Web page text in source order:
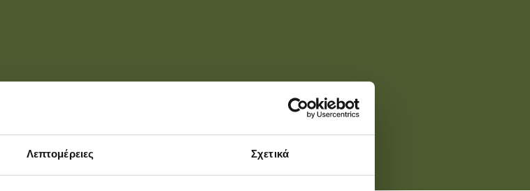
Λεπτομέρειες Σχετικά